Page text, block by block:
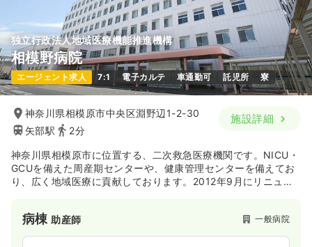
独立行政法人地域医療機能推進機構
相模野病院
エージェント求人 7:1 電子カルテ 車通勤可 託児所 寮
神奈川県相模原市中央区淵野辺1-2-30
矢部駅
2分
施設詳細
神奈川県相模原市に位置する、二次救急医療機関です。NICU・
GCUを備えた周産期センターや、健康管理センターを備えてお
り、広く地域医療に貢献しております。2012年9月にリニュー
病棟助産師 一般病院